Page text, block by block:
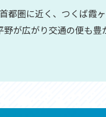
都圏に近く、つくば霞
が広がり交通の便も